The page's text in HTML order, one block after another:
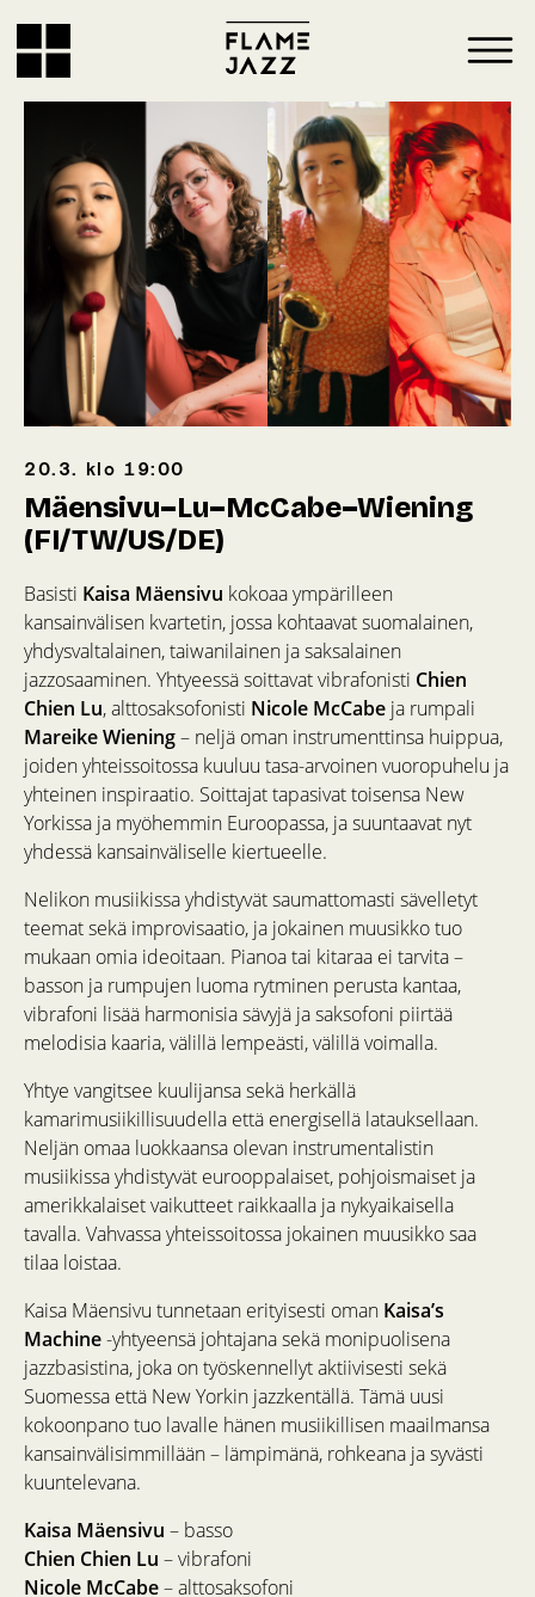
20.3. klo 19:00
Mäensivu–Lu–McCabe–Wiening
(FI/TW/US/DE)
Basisti Kaisa Mäensivu kokoaa ympärilleen
kansainvälisen kvartetin, jossa kohtaavat suomalainen,
yhdysvaltalainen, taiwanilainen ja saksalainen
jazzosaaminen. Yhtyeessä soittavat vibrafonisti Chien
Chien Lu, alttosaksofonisti Nicole McCabe ja rumpali
Mareike Wiening– neljä oman instrumenttinsa huippua,
joiden yhteissoitossa kuuluu tasa-arvoinen vuoropuhelu ja
yhteinen inspiraatio. Soittajat tapasivat toisensa New
Yorkissa ja myöhemmin Euroopassa, ja suuntaavat nyt
yhdessä kansainväliselle kiertueelle.
Nelikon musiikissa yhdistyvät saumattomasti sävelletyt
teemat sekä improvisaatio, ja jokainen muusikko tuo
mukaan omia ideoitaan. Pianoa tai kitaraa ei tarvita –
basson ja rumpujen luoma rytminen perusta kantaa,
vibrafoni lisää harmonisia sävyjä ja saksofoni piirtää
melodisia kaaria, välillä lempeästi, välillä voimalla.
Yhtye vangitsee kuulijansa sekä herkällä
kamarimusiikillisuudella että energisellä latauksellaan.
Neljän omaa luokkaansa olevan instrumentalistin
musiikissa yhdistyvät eurooppalaiset, pohjoismaiset ja
amerikkalaiset vaikutteet raikkaalla ja nykyaikaisella
tavalla. Vahvassa yhteissoitossa jokainen muusikko saa
tilaa loistaa.
Kaisa Mäensivu tunnetaan erityisesti oman Kaisa’s
Machine-yhtyeensä johtajana sekä monipuolisena
jazzbasistina, joka on työskennellyt aktiivisesti sekä
Suomessa että New Yorkin jazzkentällä. Tämä uusi
kokoonpano tuo lavalle hänen musiikillisen maailmansa
kansainvälisimmillään – lämpimänä, rohkeana ja syvästi
kuuntelevana.
Kaisa Mäensivu – basso
Chien Chien Lu – vibrafoni
Nicole McCabe– alttosaksofoni